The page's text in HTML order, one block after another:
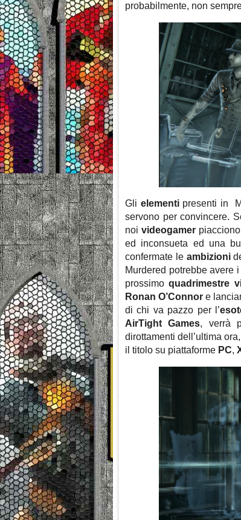
probabilmente, non
Gli elementipresenti in
servono per convincere.
noi videogamer
ed inconsueta ed una
confermate le ambizioni
Murdered potrebbe avere
prossimoquadrimestre
Ronan O’Connor e
di chi va pazzo per l’
AirTight Games, verrà
dirottamenti dell’ultima
il titolo su piattaforme PC,